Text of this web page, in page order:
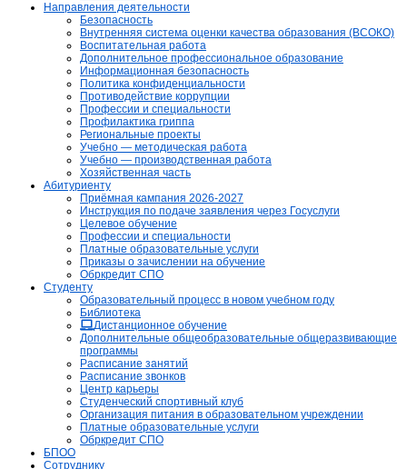
Направления деятельности
Безопасность
Внутренняя система оценки качества образования (ВСОКО)
Воспитательная работа
Дополнительное профессиональное образование
Информационная безопасность
Политика конфиденциальности
Противодействие коррупции
Профессии и специальности
Профилактика гриппа
Региональные проекты
Учебно — методическая работа
Учебно — производственная работа
Хозяйственная часть
Абитуриенту
Приёмная кампания 2026-2027
Инструкция по подаче заявления через Госуслуги
Целевое обучение
Профессии и специальности
Платные образовательные услуги
Приказы о зачислении на обучение
Обркредит СПО
Студенту
Образовательный процесс в новом учебном году
Библиотека
Дистанционное обучение
Дополнительные общеобразовательные общеразвивающие
программы
Расписание занятий
Расписание звонков
Центр карьеры
Студенческий спортивный клуб
Организация питания в образовательном учреждении
Платные образовательные услуги
Обркредит СПО
БПОО
Сотруднику